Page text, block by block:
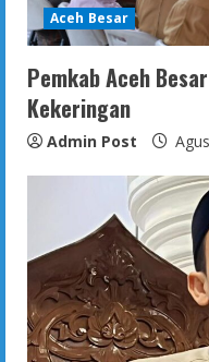
Aceh Besar
Pemkab Aceh
Kekeringan
Admin Post